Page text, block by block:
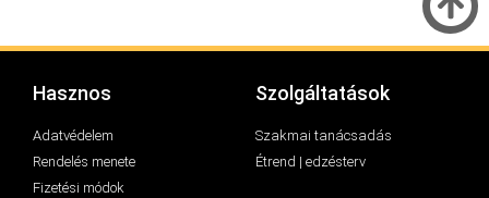
Hasznos
Adatvédelem
Rendelés menete
Fizetési módok
Szolgáltatások
Szakmai tanácsadás
Étrend | edzésterv